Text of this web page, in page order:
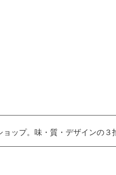
ップ。味・質・デザインの３